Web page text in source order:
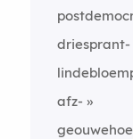
driesprant-
afz-